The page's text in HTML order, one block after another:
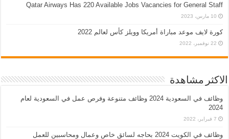
Qatar Airways Has 220 Available Jobs Vacancies for General Staff
10 مارس، 2023
كورة لايف موعد مباراة أمريكا وويلز كأس لعالم 2022
22 نوفمبر، 2022
الاكثر مشاهدة
وظائف في السعودية 2024 وظائف متنوعة وفرص عمل في السعودية لعام
2024
7 فبراير، 2022
وظائف في الكويت 2024 بحاجه لسائق خاص وعمال ومحاسبين للعمل